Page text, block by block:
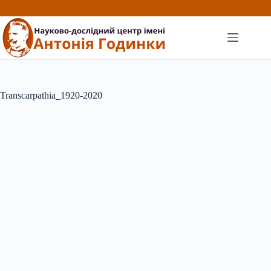
до
вмісту
Transcarpathia_1920-2020